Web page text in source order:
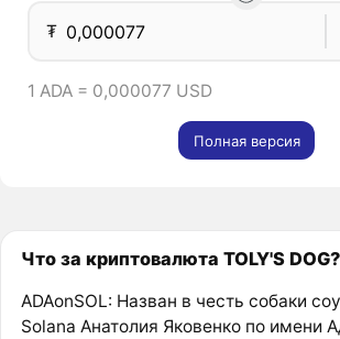
₮
1 ADA = 0,000077 USD
Полная версия
Что за криптовалюта TOLY'S DOG?
ADAonSOL: Назван в честь собаки
Solana Анатолия Яковенко по имени